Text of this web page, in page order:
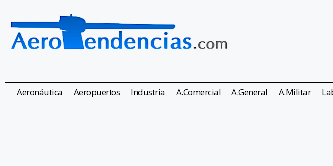
Aeronáutica Aeropuertos Industria A.Comercial A.General A.Militar